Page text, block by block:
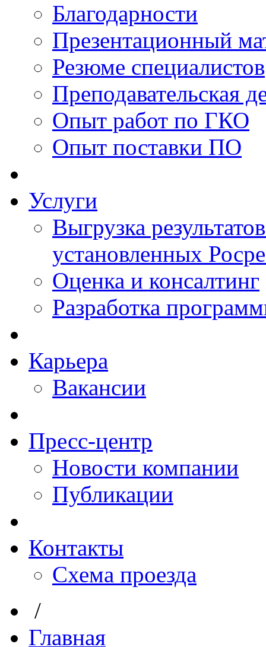
Благодарности
Презентационный
Резюме специалистов
Преподавательская
Опыт работ по ГКО
Опыт поставки ПО
Услуги
Выгрузка
установленных
Оценка и консалтинг
Разработка
Карьера
Вакансии
Пресс-центр
Новости компании
Публикации
Контакты
Схема проезда
/
Главная